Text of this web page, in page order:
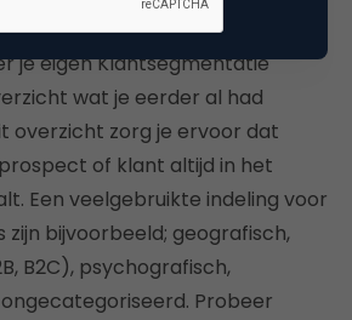
en bruikbaar zijn”,
je eigen Klantsegmentatie
wat je eerder al had
overzicht zorg je ervoor dat
of klant altijd in het
Een veelgebruikte indeling voor
zijn bijvoorbeeld; geografisch,
B2C), psychografisch,
Probeer